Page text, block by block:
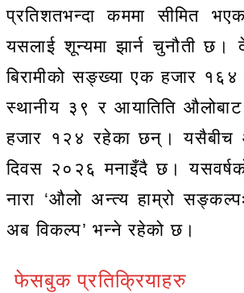
प्रतिशतभन्दा कममा सीमित
यसलाई शून्यमा झार्न चुनौती छ।
बिरामीको सङ्ख्या एक हजार
स्थानीय ३९ र आयातिति
हजार १२४ रहेका छन्।
दिवस २०२६ मनाइँदै छ।
नारा ‘औलो अन्त्य हाम्रो
अब विकल्प’ भन्ने रहेको छ।
फेसबुक प्रतिक्रियाहरु